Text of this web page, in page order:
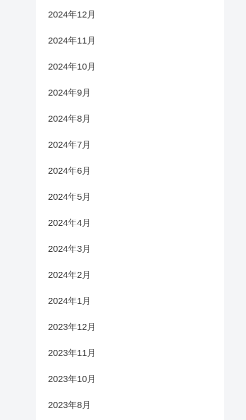
2024年12月
2024年11月
2024年10月
2024年9月
2024年8月
2024年7月
2024年6月
2024年5月
2024年4月
2024年3月
2024年2月
2024年1月
2023年12月
2023年11月
2023年10月
2023年8月